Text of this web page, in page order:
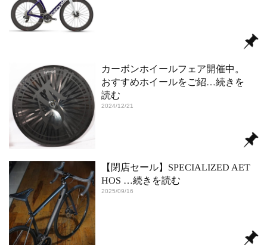
カーボンホイールフェア開催中。
おすすめホイールをご紹…続きを
読む
2024/12/21
【閉店セール】SPECIALIZED AET
HOS …続きを読む
2025/09/16